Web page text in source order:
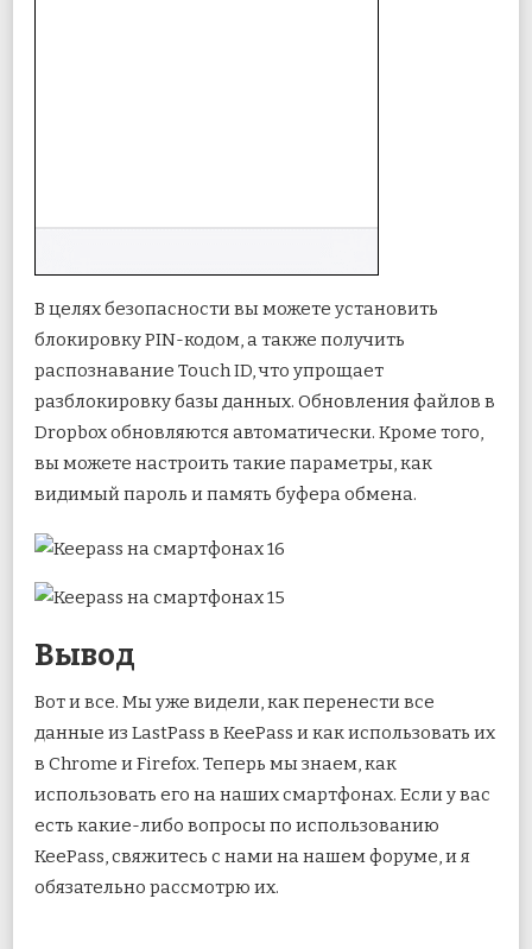
В целях безопасности вы можете установить
блокировку PIN-кодом, а также получить
распознавание Touch ID, что упрощает
разблокировку базы данных. Обновления файлов в
Dropbox обновляются автоматически. Кроме того,
вы можете настроить такие параметры, как
видимый пароль и память буфера обмена.
Вывод
Вот и все. Мы уже видели, как перенести все
данные из LastPass в KeePass и как использовать их
в Chrome и Firefox. Теперь мы знаем, как
использовать его на наших смартфонах. Если у вас
есть какие-либо вопросы по использованию
KeePass, свяжитесь с нами на нашем форуме, и я
обязательно рассмотрю их.